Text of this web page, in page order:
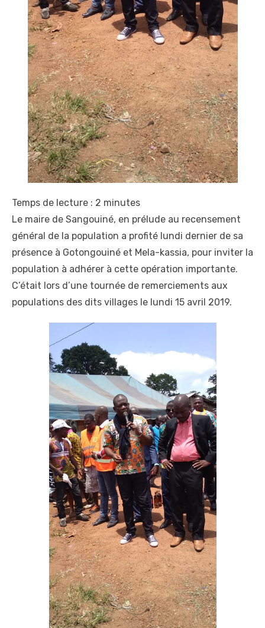
Temps de lecture : 2 minutes
Le maire de Sangouiné, en prélude au recensement
général de la population a profité lundi dernier de sa
présence à Gotongouiné et Mela-kassia, pour inviter la
population à adhérer à cette opération importante.
C’était lors d’une tournée de remerciements aux
populations des dits villages le lundi 15 avril 2019.